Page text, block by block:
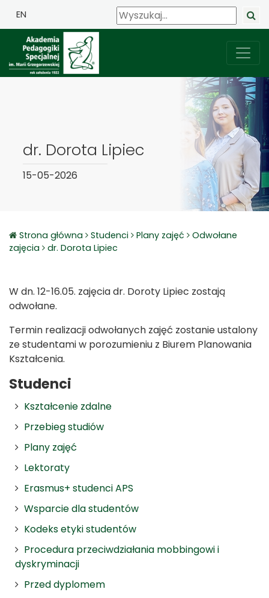
EN
dr. Dorota Lipiec
15-05-2026
Strona główna Studenci Plany zajęć
Odwołane
zajęcia
dr. Dorota Lipiec
Studenci
Kształcenie zdalne
Przebieg studiów
Plany zajęć
Lektoraty
Erasmus+ studenci APS
Wsparcie dla studentów
Kodeks etyki studentów
Procedura przeciwdziałania mobbingowi i
dyskryminacji
Przed dyplomem
W dn. 12-16.05. zajęcia dr. Doroty Lipiec zostają
odwołane.
Termin realizacji odwołanych zajęć zostanie ustalony
ze studentami w porozumieniu z Biurem Planowania
Kształcenia.